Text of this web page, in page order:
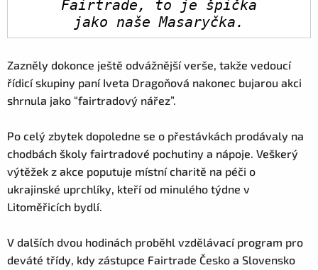
Fairtrade, to je špička
jako naše Masaryčka.
Zazněly dokonce ještě odvážnější verše, takže vedoucí
řídicí skupiny paní Iveta Dragoňová nakonec bujarou akci
shrnula jako “fairtradový nářez”.
Po celý zbytek dopoledne se o přestávkách prodávaly na
chodbách školy fairtradové pochutiny a nápoje. Veškerý
výtěžek z akce poputuje místní charitě na péči o
ukrajinské uprchlíky, kteří od minulého týdne v
Litoměřicích bydlí.
V dalších dvou hodinách proběhl vzdělávací program pro
deváté třídy, kdy zástupce Fairtrade Česko a Slovensko